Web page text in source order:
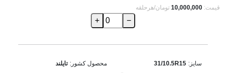
قیمت: 10,000,000 تومان/هرحلقه
−
+
سایز: 31/10.5R15
محصول کشور: تایلند